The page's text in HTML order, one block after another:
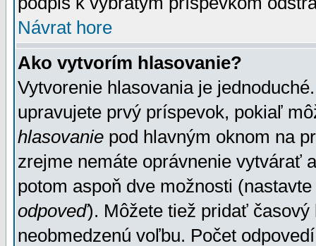
Návrat hore
Ako vytvorím hlasovanie?
Vytvorenie hlasovania je
upravujete prvý príspevok, pokiaľ
hlasovanie pod hlavným oknom na
zrejme nemáte oprávnenie vytvárať
potom aspoň dve možnosti
odpoveď). Môžete tiež pridať
neobmedzenú voľbu. Počet